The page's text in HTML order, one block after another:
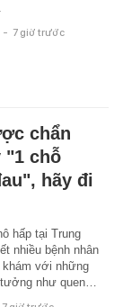
- 7 giờ trước
chẩn
"1 chỗ
hãy đi
hấp tại Trung
nhiều bệnh nhân
khám với những
như quen…